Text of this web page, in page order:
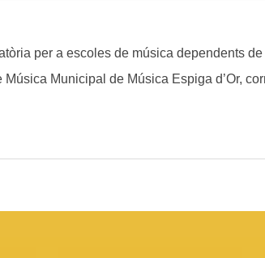
per a escoles de música dependents
Municipal de Música Espiga d’Or,